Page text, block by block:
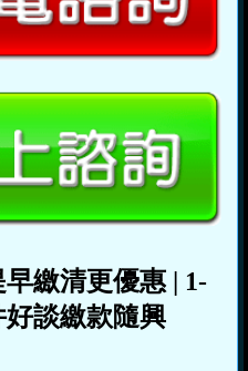
早繳清更優惠| 1-
談繳款隨興